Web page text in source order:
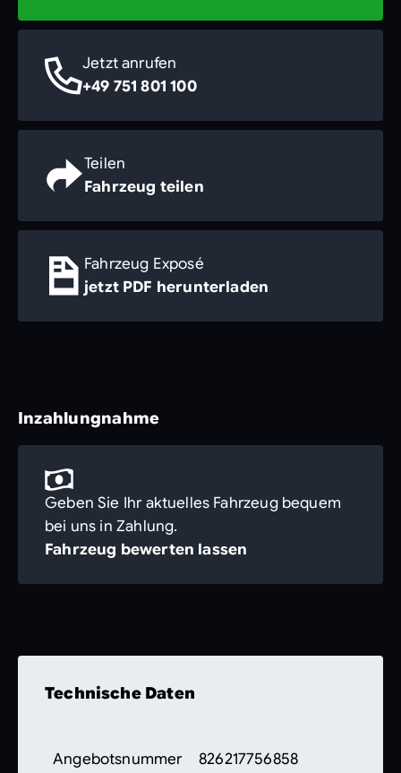
Jetzt anrufen
+49 751 801 100
Teilen
Fahrzeug teilen
Fahrzeug Exposé
jetzt PDF herunterladen
Inzahlungnahme
Geben Sie Ihr aktuelles Fahrzeug bequem
bei uns in Zahlung.
Fahrzeug bewerten lassen
Technische Daten
Angebotsnummer 826217756858